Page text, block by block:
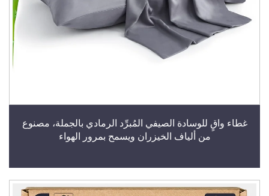
غطاء واقٍ للوسادة الصيفي المُبرِّد الرمادي بالجملة، مصنوع
من ألياف الخيزران ويسمح بمرور الهواء